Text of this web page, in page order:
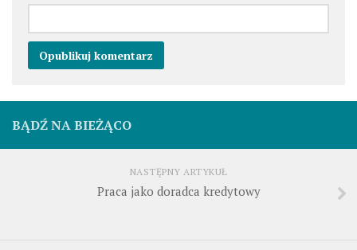
BĄDŹ NA BIEŻĄCO
NASTĘPNY ARTYKUŁ
Praca jako doradca kredytowy